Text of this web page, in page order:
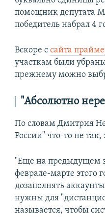
помощник депутата
победитель набрал 4
Вскоре ссайта
участкам были
прежнему можно
"Абсолютно
По словам Дмитрия
России" что-то не так,
"Еще на предыдущем
феврале-марте этого
дозаполнять
нужны для
называется, чтобы